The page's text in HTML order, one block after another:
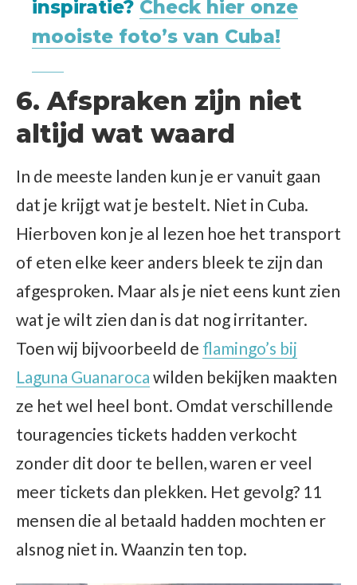
inspiratie? Check hier onze
mooiste foto’s van Cuba!
6. Afspraken zijn niet
altijd wat waard
In de meeste landen kun je er vanuit gaan
dat je krijgt wat je bestelt. Niet in Cuba.
Hierboven kon je al lezen hoe het transport
of eten elke keer anders bleek te zijn dan
afgesproken. Maar als je niet eens kunt zien
wat je wilt zien dan is dat nog irritanter.
Toen wij bijvoorbeeld de flamingo’s bij
Laguna Guanaroca wilden bekijken maakten
ze het wel heel bont. Omdat verschillende
touragencies tickets hadden verkocht
zonder dit door te bellen, waren er veel
meer tickets dan plekken. Het gevolg? 11
mensen die al betaald hadden mochten er
alsnog niet in. Waanzin ten top.